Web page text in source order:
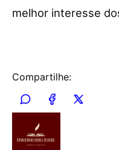
melhor interesse
Compartilhe: